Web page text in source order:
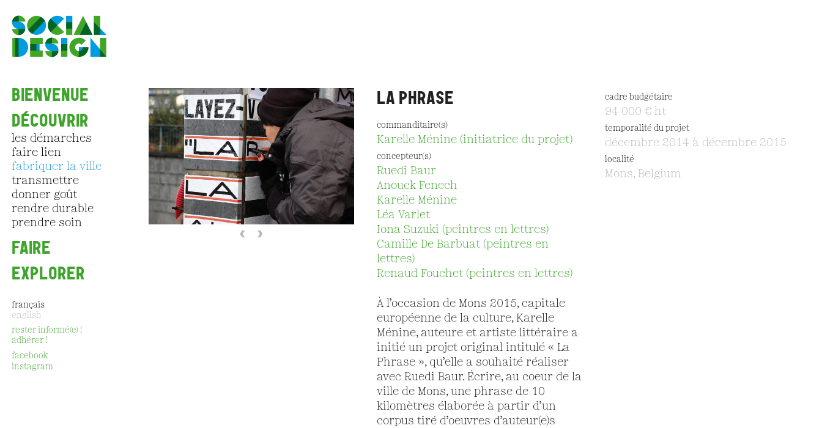
BIENVENUE
DÉCOUVRIR
les démarches
faire lien
fabriquer la ville
transmettre
donner goût
rendre durable
prendre soin
FAIRE
EXPLORER
français
english
rester informé(e) !
adhérer !
CONTACT
facebook
instagram
‹ ›
LA PHRASE
commanditaire(s)
Karelle Ménine (initiatrice du projet)
concepteur(s)
Ruedi Baur
Anouck Fenech
Karelle Ménine
Léa Varlet
Iona Suzuki (peintres en lettres)
Camille De Barbuat (peintres en
lettres)
Renaud Fouchet (peintres en lettres)
À l’occasion de Mons 2015, capitale
européenne de la culture, Karelle
Ménine, auteure et artiste littéraire a
initié un projet original intitulé « La
Phrase », qu’elle a souhaité réaliser
avec Ruedi Baur. Écrire, au coeur de la
ville de Mons, une phrase de 10
kilomètres élaborée à partir d’un
corpus tiré d’oeuvres d’auteur(e)s
cadre budgétaire
94 000 € ht
temporalité du projet
décembre 2014 à décembre 2015
localité
Mons, Belgium